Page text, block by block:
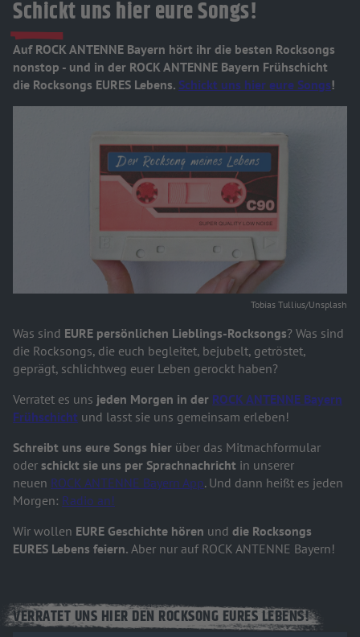
Schickt uns hier eure Songs!
Auf ROCK ANTENNE Bayern hört ihr die besten Rocksongs
nonstop - und in der ROCK ANTENNE Bayern Frühschicht
die Rocksongs EURES Lebens. Schickt uns hier eure Songs!
Tobias Tullius/Unsplash
Was sind EURE persönlichen Lieblings-Rocksongs? Was sind
die Rocksongs, die euch begleitet, bejubelt, getröstet,
geprägt, schlichtweg euer Leben gerockt haben?
Verratet es uns jeden Morgen in der ROCK ANTENNE Bayern
Frühschicht und lasst sie uns gemeinsam erleben!
Schreibt uns eure Songs hier über das Mitmachformular
oder schickt sie uns per Sprachnachricht in unserer
neuen ROCK ANTENNE Bayern App. Und dann heißt es jeden
Morgen: Radio an!
Wir wollen EURE Geschichte hören und die Rocksongs
EURES Lebens feiern. Aber nur auf ROCK ANTENNE Bayern!
VERRATET UNS HIER DEN ROCKSONG EURES LEBENS!